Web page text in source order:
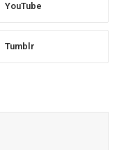
YouTube
Tumblr